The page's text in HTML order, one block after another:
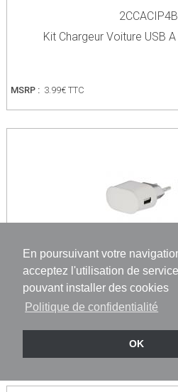
En poursuivant votre
acceptez l'utilisation de
pouvant installer des cookies
Politique de confidentialité
OK
Kit Chargeur Voiture USB
MSRP : 3.99€ TTC
Kit Chargeur USB A 1A +